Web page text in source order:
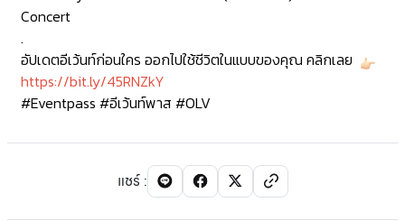
Concert
.
อัปเดตอีเว้นท์ก่อนใคร ออกไปใช้ชีวิตในแบบของคุณ คลิกเลย
https://bit.ly/45RNZkY
#Eventpass #อีเว้นท์พาส #OLV
แชร์: